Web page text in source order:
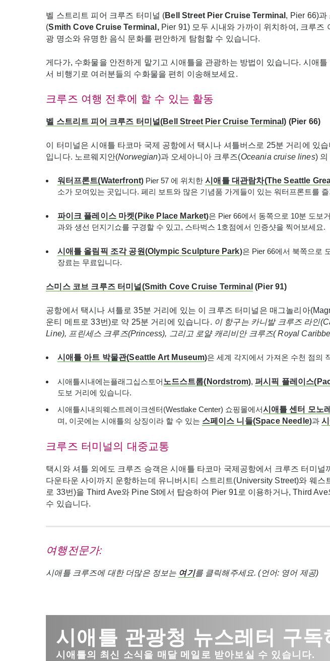
벨 스트리트 피어 크루즈 터미널 (Bell Street Pier Cruise Terminal , Pier 66)과
(Smith Cove Cruise Terminal, Pier 91) 모두 시내와 가까이 위치하여, 크루즈
광 명소와 유명한 음식 문화를 편안하게 탐험할 수 있습니다.
게다가, 수화물을 안전하게 맡기고 시애틀을 관광하는 방법이 있습니다. 시애틀
서 비행기로 여러분들의 수화물을 편히 이송해보세요.
크루즈 여행 전후에 할 수 있는 활동
벨 스트리트 피어 크루즈 터미널(Bell Street Pier Cruise Terminal) (Pier 66)
이 터미널은 시애틀 타코마 국제 공항에서 택시나 셔틀버스로 25분 거리에 있
입니다. 노르웨지안(Norwegian)과 오세아니아 크루즈(Oceania cruise lines) 의
워터프론트(Waterfront) Pier 57 에 위치한시애틀 대관람차(The Seattle
소가 모여있는 곳입니다. 페리 보트와 많은 기념품 가게들이 있는 워터프론트를
파이크 플레이스 마켓(Pike Place Market)은 Pier 66에서 동쪽으로 10분 도보
과와 생선 던지기쇼를 구경할 수 있고, 스타벅스 1호점에서 인증샷을 찍어보세요.
시애틀 올림픽 조각 공원(Olympic Sculpture Park)은 Pier 66에서 북쪽으로
장료는 무료입니다.
스미스 코브 크루즈 터미널 (Smith Cove Cruise Terminal (Pier 91)
공항에서 택시나 셔틀로 35분 거리에 있는 이 크루즈 터미널은 매그놀리아
운티 메트로 33번)로 약 25분 거리에 있습니다. 이 항구는 카니발 크루즈 라인(
Line), 프린세스 크루즈(Princess), 그리고 로얄 캐리비안 크루즈(Royal
시애틀 아트 박물관(Seattle Art Museum)은 세계 각지에서 가져온 수천 점의
시애틀시내에는플래그십스토어 노드스트롬(Nordstrom), 퍼시픽 플레이스
도보 거리에 있습니다.
시애틀시내의웨스트레이크센터(Westlake Center) 쇼핑몰에서시애틀 센터 모노
며, 이곳에는 시애틀의 상징이라 할 수 있는 스페이스 니들(Space Needle)과
크루즈 터미널의 대중교통
택시와 셔틀 외에도 크루즈 승객은 시애틀 타코마 국제공항에서 크루즈 터미
다운타운 사이까지 운항하는데 유니버시티 스트리트(University Street)와 웨
로 33번)을 Third Ave와 Pine St에서 탑승하여 Pier 91로 이용하거나, Third
수 있습니다.
여행전문가:
시애틀 크루즈에 대한 더많은 정보는 여기를 클릭해주세요. (언어: 영어 제공)
시애틀 관광청 뉴스레터 구독
시애틀의 최신 소식을 매달 메일로 받아보실 수 있습니다.